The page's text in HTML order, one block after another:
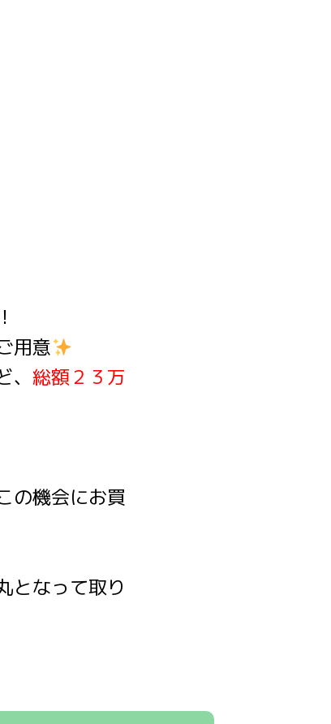
用意
、 総額２３万
の機会にお買
となって取り